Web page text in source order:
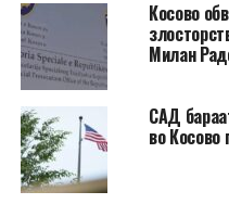
Косово
Милан
САД
во Косово